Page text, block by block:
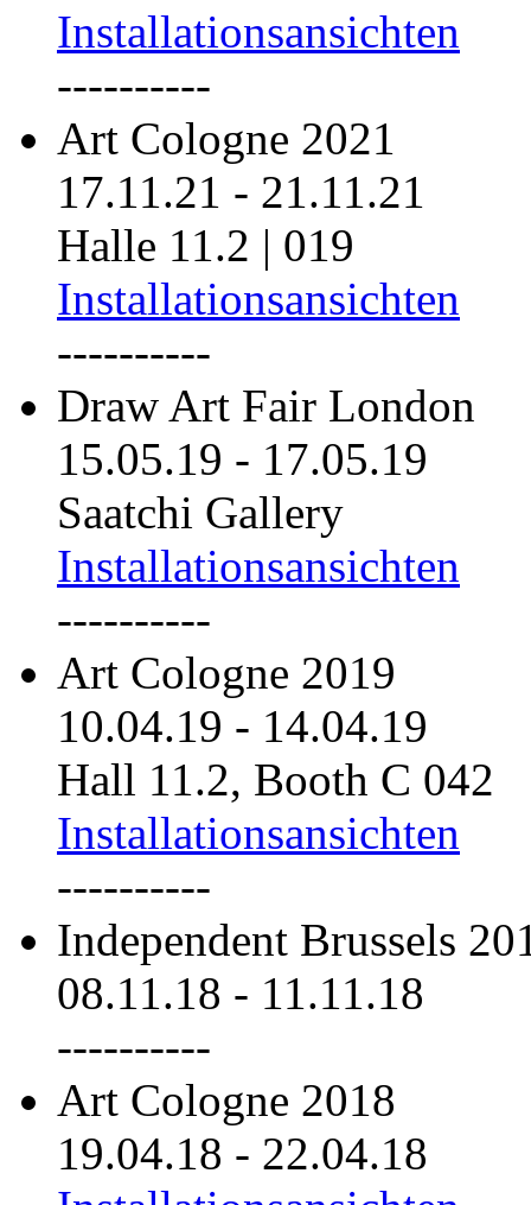
Installationsansichten
----------
Art Cologne 2021
17.11.21 - 21.11.21
Halle 11.2 | 019
Installationsansichten
----------
Draw Art Fair London
15.05.19 - 17.05.19
Saatchi Gallery
Installationsansichten
----------
Art Cologne 2019
10.04.19 - 14.04.19
Hall 11.2, Booth C 042
Installationsansichten
----------
Independent Brussels
08.11.18 - 11.11.18
----------
Art Cologne 2018
19.04.18 - 22.04.18